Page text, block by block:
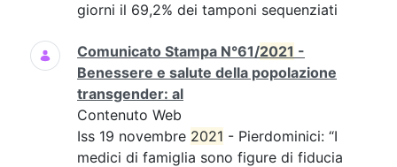
giorni il 69,2% dei tamponi sequenziati
Comunicato Stampa N°61/2021 -
Benessere e salute della popolazione
transgender: al
Contenuto Web
Iss 19 novembre 2021 - Pierdominici: “I
medici di famiglia sono figure di fiducia